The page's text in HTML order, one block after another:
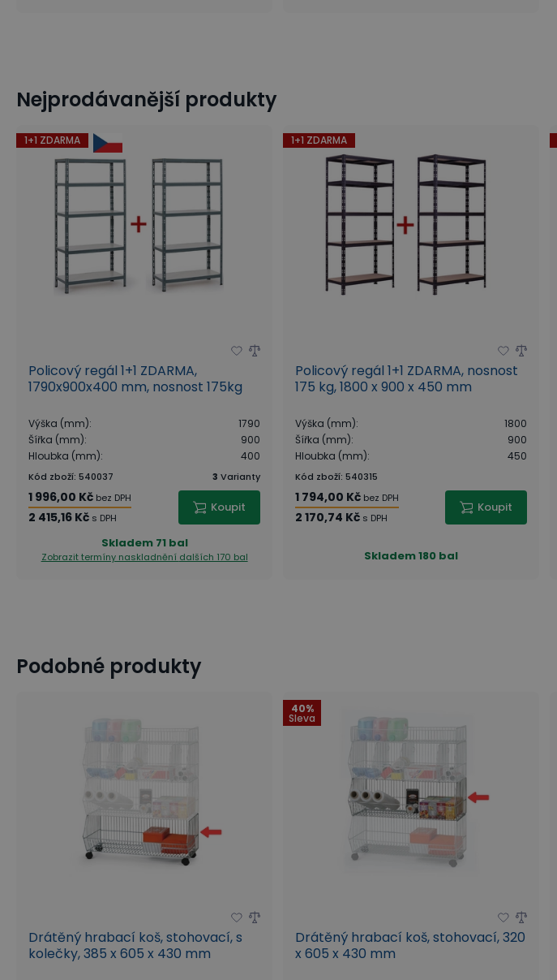
Nejprodávanější produkty
1+1 ZDARMA
Policový regál 1+1 ZDARMA,
1790x900x400 mm, nosnost 175kg
Výška (mm):
1790
Šířka (mm):
900
Hloubka (mm): 400
Kód zboží: 540037 3 Varianty
1 996,00 Kč bez DPH
2 415,16 Kč s DPH
Koupit
Skladem 71 bal
Zobrazit termíny naskladnění dalších 170 bal
1+1 ZDARMA
Policový regál 1+1 ZDARMA, nosnost
175 kg, 1800 x 900 x 450 mm
Výška (mm):
1800
Šířka (mm):
900
Hloubka (mm): 450
Kód zboží:540315
1 794,00 Kč bez DPH
2 170,74 Kč s DPH
Koupit
Skladem180 bal
9 tipů: Jak vhodně prezentovat zboží na prodejně?
Podobné produkty
Drátěný hrabací koš, stohovací, s
kolečky, 385 x 605 x 430 mm
40%
Sleva
Drátěný hrabací koš, stohovací, 320
x 605 x 430 mm